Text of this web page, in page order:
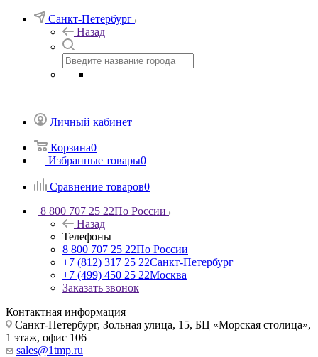
Санкт-Петербург
Назад
Личный кабинет
Корзина0
Избранные товары0
Сравнение товаров0
8 800 707 25 22По России
Назад
Телефоны
8 800 707 25 22По России
+7 (812) 317 25 22Санкт-Петербург
+7 (499) 450 25 22Москва
Заказать звонок
Контактная информация
Санкт-Петербург, Зольная улица, 15, БЦ «Морская столица»,
1 этаж, офис 106
sales@1tmp.ru